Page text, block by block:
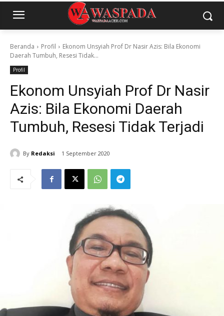
Beranda Profil
Ekonom Unsyiah Prof Dr Nasir Azis: Bila Ekonomi
Daerah Tumbuh, Resesi Tidak...
Profil
Ekonom Unsyiah Prof Dr Nasir
Azis: Bila Ekonomi Daerah
Tumbuh, Resesi Tidak Terjadi
By Redaksi 1 September 2020